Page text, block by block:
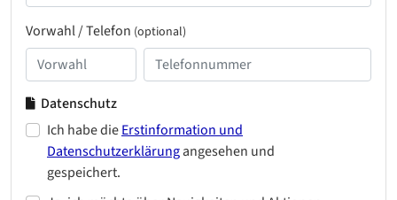
Vorwahl / Telefon (optional)
Datenschutz
Ich habe dieErstinformation und
Datenschutzerklärungangesehen und
gespeichert.